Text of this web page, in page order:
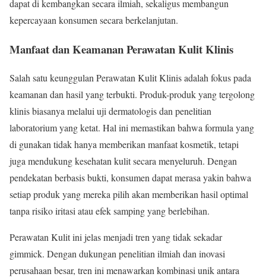
dapat di kembangkan secara ilmiah, sekaligus membangun
kepercayaan konsumen secara berkelanjutan.
Manfaat dan Keamanan Perawatan Kulit Klinis
Salah satu keunggulan Perawatan Kulit Klinis adalah fokus pada
keamanan dan hasil yang terbukti. Produk-produk yang tergolong
klinis biasanya melalui uji dermatologis dan penelitian
laboratorium yang ketat. Hal ini memastikan bahwa formula yang
di gunakan tidak hanya memberikan manfaat kosmetik, tetapi
juga mendukung kesehatan kulit secara menyeluruh. Dengan
pendekatan berbasis bukti, konsumen dapat merasa yakin bahwa
setiap produk yang mereka pilih akan memberikan hasil optimal
tanpa risiko iritasi atau efek samping yang berlebihan.
Perawatan Kulit ini jelas menjadi tren yang tidak sekadar
gimmick. Dengan dukungan penelitian ilmiah dan inovasi
perusahaan besar, tren ini menawarkan kombinasi unik antara